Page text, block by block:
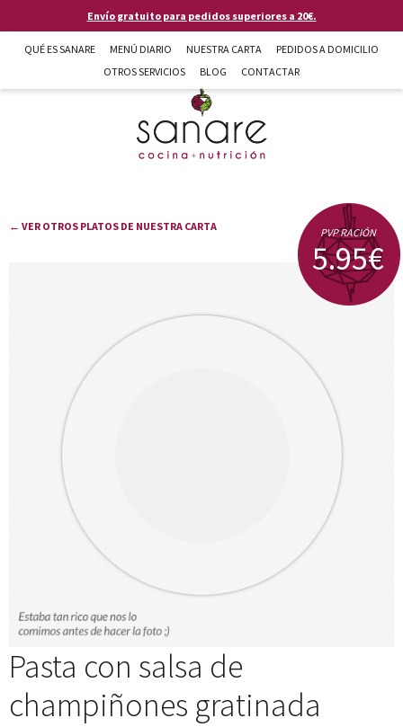
Pasar al contenido principalEnvío gratuito para pedidos superiores a 20€.
QUÉ ES SANARE MENÚ DIARIO NUESTRA CARTA
PEDIDOS A DOMICILIO
OTROS SERVICIOS
BLOG CONTACTAR
Sanare cocina + nutrición en Almería
← VER OTROS PLATOS DE NUESTRA CARTA
Pasta con salsa de
champiñones gratinada
PVP RACIÓN
5.95€